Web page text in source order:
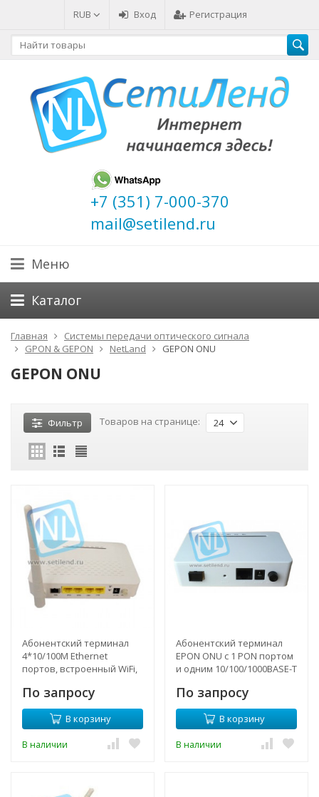
RUB Вход Регистрация
+7 (351) 7-000-370
mail@setilend.ru
Меню
Каталог
Главная
Системы передачи оптического сигнала
GPON & GEPON
NetLand GEPON ONU
GEPON ONU
Фильтр Товаров на странице: 24
Абонентский терминал
4*10/100M Ethernet
портов, встроенный WiFi,
пластиковый корпус,
внешний адаптер
питания
По запросу
В корзину
В наличии
Абонентский терминал
EPON ONU с 1 PON портом
и одним 10/100/1000BASE-T
По запросу
В корзину
В наличии